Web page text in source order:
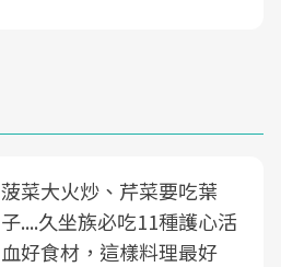
菠菜大火炒、芹菜要吃葉
子....久坐族必吃11種護心活
血好食材，這樣料理最好